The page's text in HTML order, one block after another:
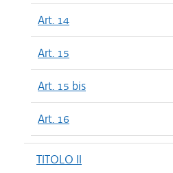
Art. 14
Art. 15
Art. 15 bis
Art. 16
TITOLO II